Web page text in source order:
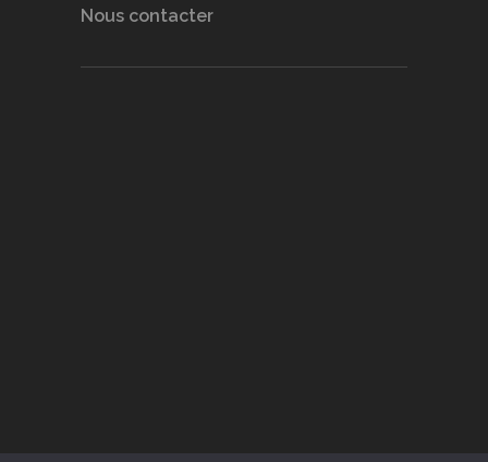
Nous contacter